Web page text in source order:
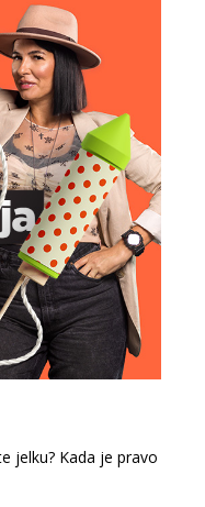
jelku? Kada je pravo